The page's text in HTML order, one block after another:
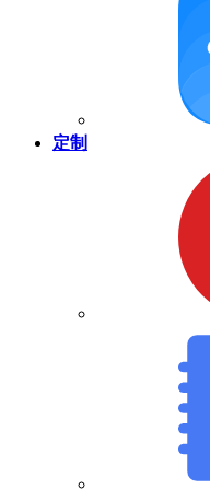
定制